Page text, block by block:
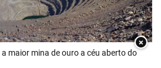
×
maior mina de ouro a céu aberto do